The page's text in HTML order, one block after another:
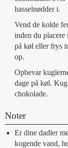
hasselnødder i.
Vend de kolde
inden du placere
på køl eller frys
op.
Opbevar
dage på køl.
chokolade.
Noter
Er dine dadler
kogende vand,